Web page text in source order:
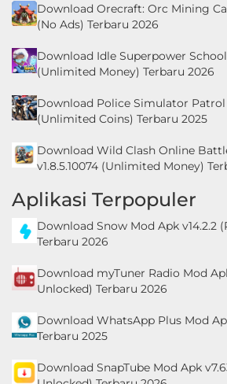
Download Orecraft: Orc Mining
(No Ads) Terbaru 2026
Download Idle Superpower
(Unlimited Money) Terbaru 2026
Download Police Simulator Patrol
(Unlimited Coins) Terbaru 2025
Download Wild Clash Online
v1.8.5.10074 (Unlimited Money)
Aplikasi Terpopuler
Download Snow Mod Apk v14.2.2
Terbaru 2026
Download myTuner Radio Mod
Unlocked) Terbaru 2026
Download WhatsApp Plus Mod
Terbaru 2025
Download SnapTube Mod Apk